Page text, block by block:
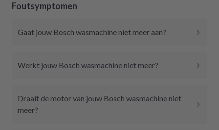
Foutsymptomen
Gaat jouw Bosch wasmachine niet meer aan?
Werkt jouw Bosch wasmachine niet meer?
Draait de motor van jouw Bosch wasmachine niet
meer?